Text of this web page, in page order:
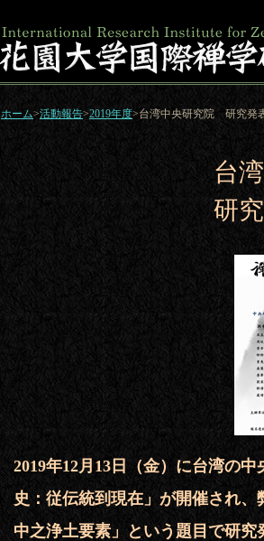
ホーム>活動報告>2019年度>台湾中央研究院 研究発
台
研
2019年12月13日（金）に台湾の
史：従伝統到現在」が開催され
中之浄土要素」という題目で研究